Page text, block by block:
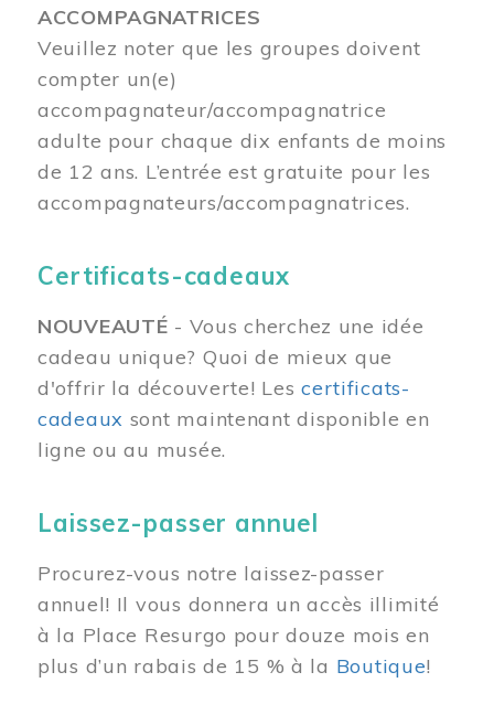
ACCOMPAGNATRICES
Veuillez noter que les groupes doivent
compter un(e)
accompagnateur/accompagnatrice
adulte pour chaque dix enfants de moins
de 12 ans. L’entrée est gratuite pour les
accompagnateurs/accompagnatrices.
Certificats-cadeaux
NOUVEAUTÉ - Vous cherchez une idée
cadeau unique? Quoi de mieux que
d'offrir la découverte! Lescertificats-
cadeaux sont maintenant disponible en
ligne ou au musée.
Laissez-passer annuel
Procurez-vous notre laissez-passer
annuel! Il vous donnera un accès illimité
à la Place Resurgo pour douze mois en
plus d’un rabais de 15 % à la Boutique!